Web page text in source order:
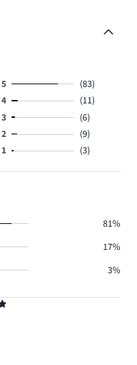
5
(83)
4
(11)
3
(6)
2
(9)
1 (3)
81%
17%
3%